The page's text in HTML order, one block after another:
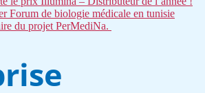
Forum de biologie médicale en tunisie
du projet PerMediNa.